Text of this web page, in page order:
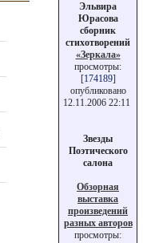
Эльвира
Юрасова
сборник
стихотворений
«Зеркала»
просмотры:
[174189]
опубликовано
12.11.2006 22:11
Звезды
Поэтического
салона
Обзорная
выставка
произведений
разных авторов
просмотры: